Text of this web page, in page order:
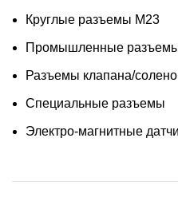
Круглые разъемы М23
Промышленные
Разъемы клапана/
Специальные разъемы
Электро-магнитные